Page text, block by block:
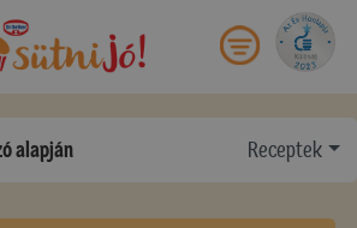
Receptek